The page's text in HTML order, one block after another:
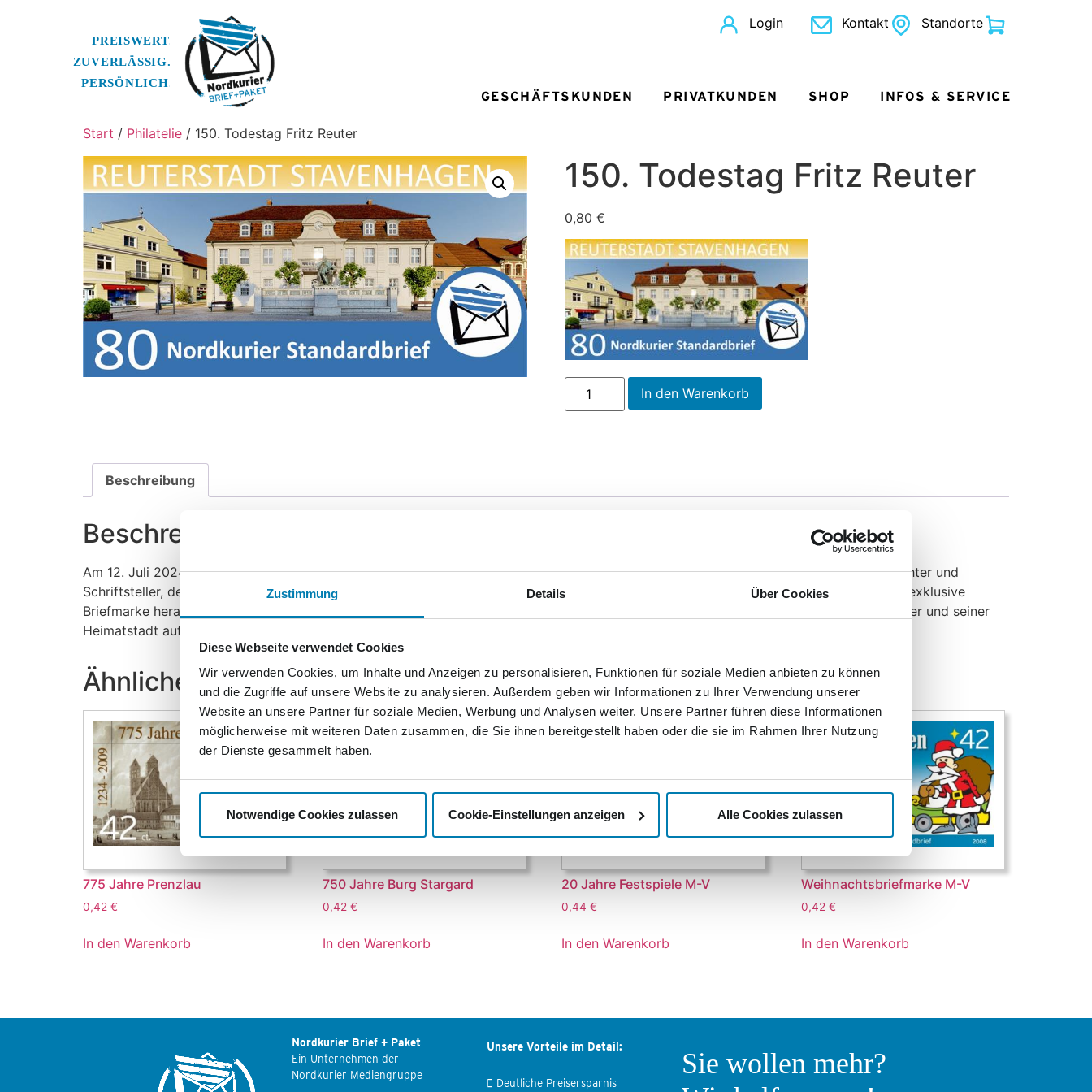
Zustimmung Details Über Cookies
Diese Webseite verwendet Cookies
Wir verwenden Cookies, um Inhalte und Anzeigen zu personalisieren, Funktionen für soziale Medien anbieten zu können
und die Zugriffe auf unsere Website zu analysieren. Außerdem geben wir Informationen zu Ihrer Verwendung unserer
Website an unsere Partner für soziale Medien, Werbung und Analysen weiter. Unsere Partner führen diese Informationen
möglicherweise mit weiteren Daten zusammen, die Sie ihnen bereitgestellt haben oder die sie im Rahmen Ihrer Nutzung
der Dienste gesammelt haben.
Notwendige Cookies zulassen Cookie-Einstellungen anzeigen Alle Cookies zulassen
Login Kontakt Standorte
GESCHÄFTSKUNDEN PRIVATKUNDEN SHOP INFOS & SERVICE
Start / Philatelie / 150. Todestag Fritz Reuter
150. Todestag Fritz Reuter
0,80 €
In den Warenkorb
Beschreibung
Beschreibung
Am 12. Juli 2024 jährt sich der 150. Todestag von Fritz Reuter,der inStavenhagen geboren wurde,einem bedeutenden deutschen Dichter und
Schriftsteller, dessen Werk bis heute viele Menschen berührt. Zum Gedenken an sein Vermächtnis bringt Nordkurier Brief + Paket eine exklusive
Briefmarke heraus – die 72. Sonderbriefmarke in der Sammlung.
wird die Verbindung zwischen Fritz Reuter und seiner
Heimatstadt auf dieser einzigartigen Sonderbriefmarke dargestellt
Ähnliche Produkte
775 Jahre Prenzlau
0,42 €
In den Warenkorb
750 Jahre Burg Stargard
0,42 €
In den Warenkorb
20 Jahre Festspiele M-V
0,44€
In den Warenkorb
Weihnachtsbriefmarke M-V
0,42€
In den Warenkorb
Nordkurier Brief + Paket
Ein Unternehmen der
Nordkurier Mediengruppe
Unsere Vorteile im Detail:
Deutliche Preisersparnis
Sie wollen mehr?